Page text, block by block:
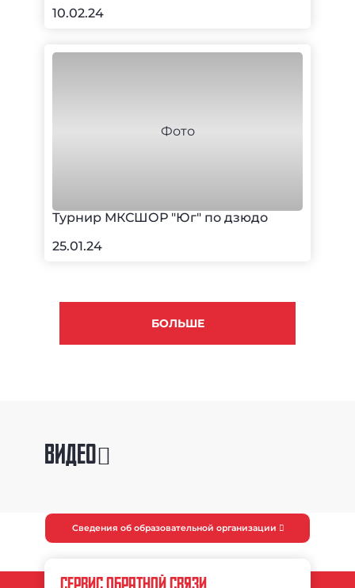
10.02.24
Турнир МКСШОР "Юг" по дзюдо
25.01.24
БОЛЬШЕ
ВИДЕО
Сведения об образовательной организации